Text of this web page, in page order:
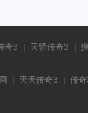
奇3 天骄传奇3
天天传奇3 传